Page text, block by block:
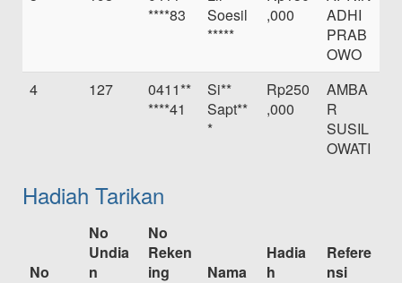
****83
Soesil
*****
,000
ADHI
PRAB
OWO
4
127
0411**
****41
Si**
Sapt**
*
Rp250
,000
AMBA
R
SUSIL
OWATI
Hadiah Tarikan
No
No
Undia
n
No
Reken
ing
Nama
Hadia
h
Refere
nsi